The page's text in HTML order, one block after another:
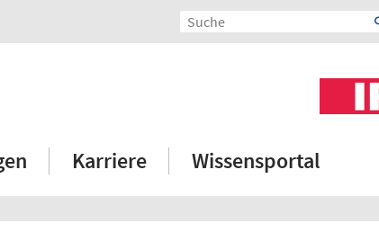
Karriere Wissensportal